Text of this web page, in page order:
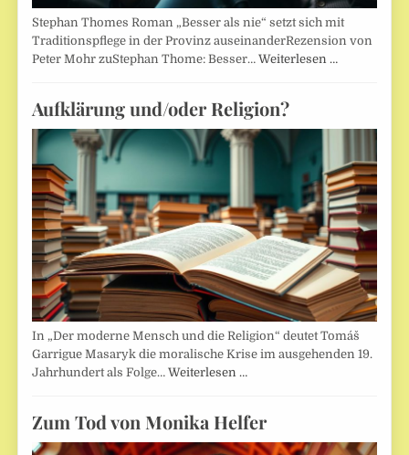
Stephan Thomes Roman „Besser als nie“ setzt sich mit
Traditionspflege in der Provinz auseinanderRezension von
Peter Mohr zuStephan Thome: Besser…Weiterlesen …
Aufklärung und/oder Religion?
In „Der moderne Mensch und die Religion“ deutet Tomáš
Garrigue Masaryk die moralische Krise im ausgehenden 19.
Jahrhundert als Folge…Weiterlesen …
Zum Tod von Monika Helfer